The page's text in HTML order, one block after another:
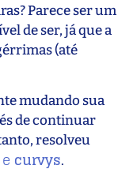
Parece ser um
de ser, já que a
(até
mudando sua
de continuar
resolveu
e curvys.